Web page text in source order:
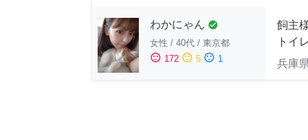
わかにゃん check_circle
女性 / 40代 / 東京都
sentiment_satisfied 172 sentiment_neutral 5 sentiment_dissatisfied 1
飼主
トイ
兵庫